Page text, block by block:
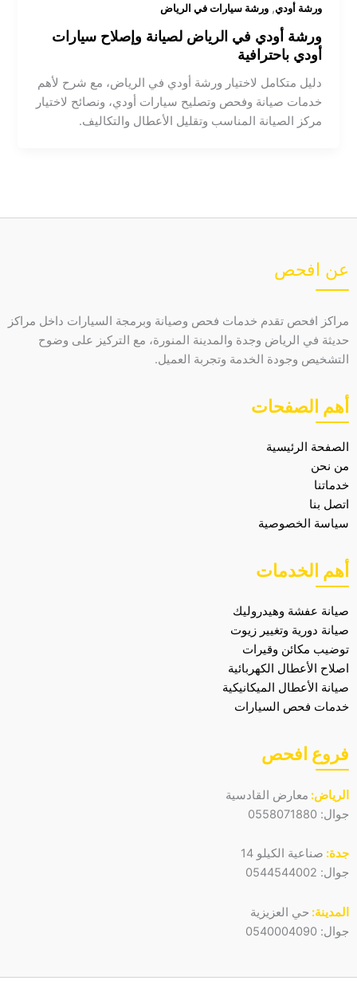
ورشة أودي,ورشة سيارات في الرياض
ورشة أودي في الرياض لصيانة وإصلاح سيارات
أودي باحترافية
دليل متكامل لاختيار ورشة أودي في الرياض، مع شرح لأهم
خدمات صيانة وفحص وتصليح سيارات أودي، ونصائح لاختيار
مركز الصيانة المناسب وتقليل الأعطال والتكاليف.
عن افحص
مراكز افحص تقدم خدمات فحص وصيانة وبرمجة السيارات داخل مراكز
حديثة في الرياض وجدة والمدينة المنورة، مع التركيز على وضوح
التشخيص وجودة الخدمة وتجربة العميل.
أهم الصفحات
الصفحة الرئيسية
من نحن
خدماتنا
اتصل بنا
سياسة الخصوصية
أهم الخدمات
صيانة عفشة وهيدروليك
صيانة دورية وتغيير زيوت
توضيب مكائن وقيرات
اصلاح الأعطال الكهربائية
صيانة الأعطال الميكانيكية
خدمات فحص السيارات
فروع افحص
الرياض: معارض القادسية
جوال: 0558071880
جدة: صناعية الكيلو 14
جوال: 0544544002
المدينة: حي العزيزية
جوال: 0540004090